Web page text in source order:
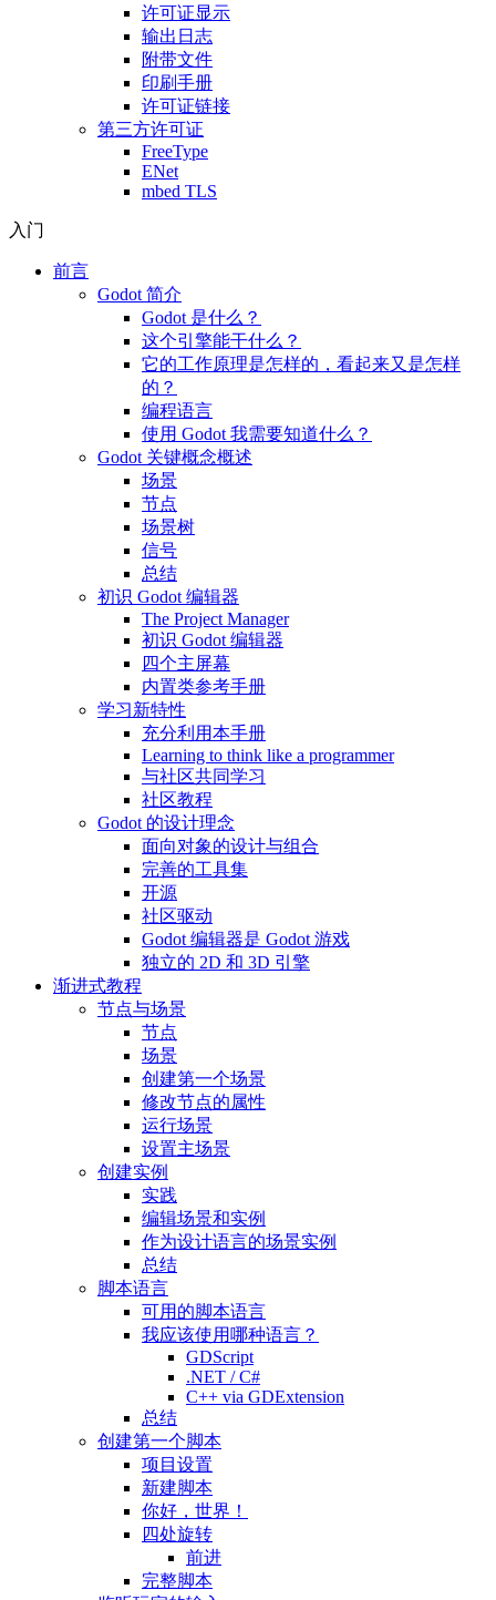
许可证显示
输出日志
附带文件
印刷手册
许可证链接
第三方许可证
FreeType
ENet
mbed TLS
入门
前言
Godot 简介
Godot 是什么？
这个引擎能干什么？
它的工作原理是怎样的，看起来又是怎样
的？
编程语言
使用 Godot 我需要知道什么？
Godot 关键概念概述
场景
节点
场景树
信号
总结
初识 Godot 编辑器
The Project Manager
初识 Godot 编辑器
四个主屏幕
内置类参考手册
学习新特性
充分利用本手册
Learning to think like a programmer
与社区共同学习
社区教程
Godot 的设计理念
面向对象的设计与组合
完善的工具集
开源
社区驱动
Godot 编辑器是 Godot 游戏
独立的 2D 和 3D 引擎
渐进式教程
节点与场景
节点
场景
创建第一个场景
修改节点的属性
运行场景
设置主场景
创建实例
实践
编辑场景和实例
作为设计语言的场景实例
总结
脚本语言
可用的脚本语言
我应该使用哪种语言？
GDScript
.NET / C#
C++ via GDExtension
总结
创建第一个脚本
项目设置
新建脚本
你好，世界！
四处旋转
前进
完整脚本